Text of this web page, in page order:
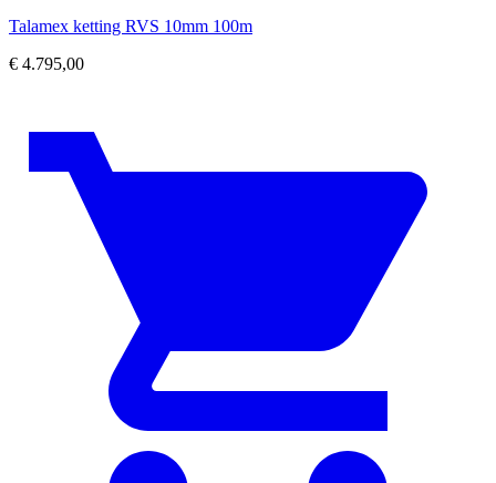
Talamex ketting RVS 10mm 100m
€ 4.795,00